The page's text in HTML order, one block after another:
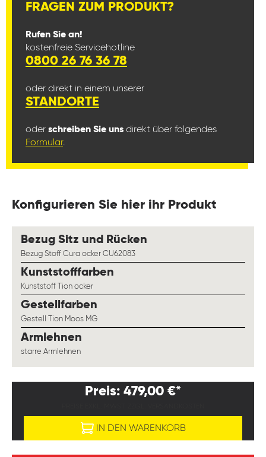
FRAGEN ZUM PRODUKT?
Rufen Sie an!
kostenfreie Servicehotline
0800 26 76 36 78
oder direkt in einem unserer
STANDORTE
oder schreiben Sie uns direkt über folgendes
Formular.
Konfigurieren Sie hier ihr Produkt
Bezug Sitz und Rücken
Bezug Stoff Cura ocker CU62083
Kunststofffarben
Kunststoff Tion ocker
Gestellfarben
Gestell Tion Moos MG
Armlehnen
starre Armlehnen
Preis: 479,00 €*
IN DEN WARENKORB